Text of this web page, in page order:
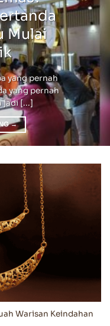
Mulai
yang pernah
yang pernah
jadi [...]
→
Warisan Keindahan